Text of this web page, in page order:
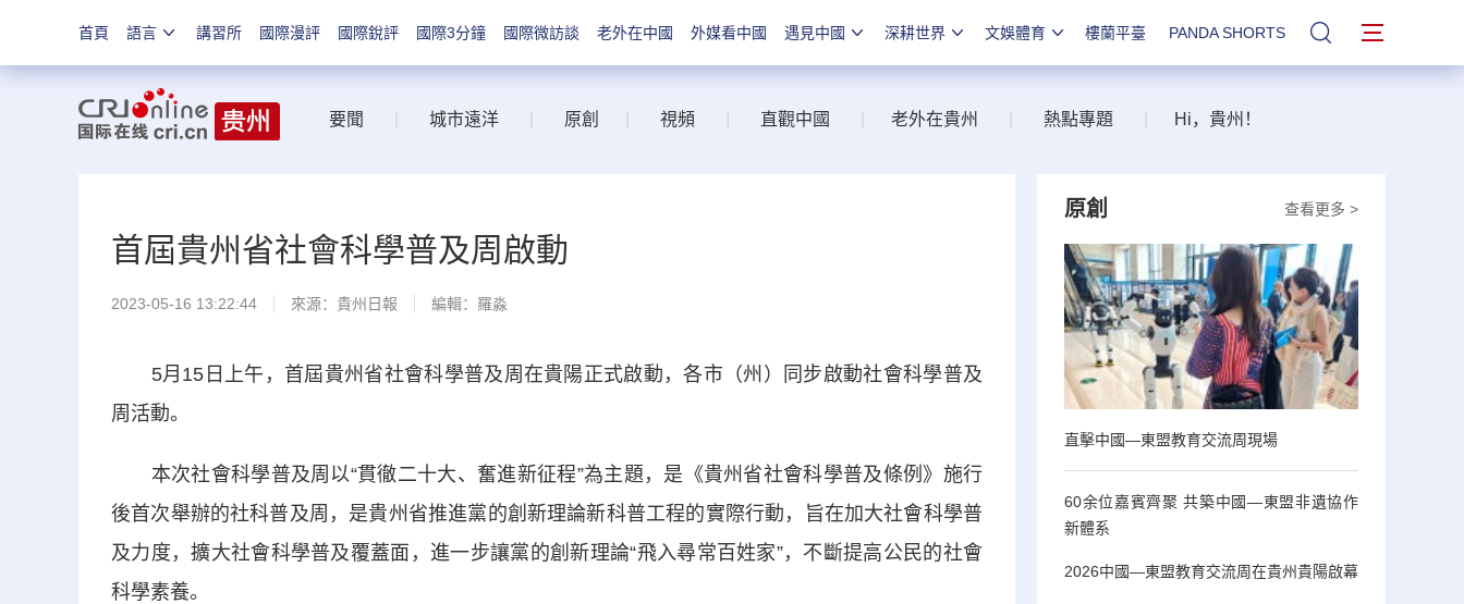
首頁 語言 講習所 國際漫評 國際銳評 國際3分鐘 國際微訪談 老外在中國 外媒看中國 遇見中國 深耕世界 文娛體育 樓蘭平臺 PANDA SHORTS 站內搜索
要聞 城市遠洋 原創 視頻 直觀中國 老外在貴州 熱點專題 Hi，貴州！
首屆貴州省社會科學普及周啟動
2023-05-16 13:22:44 來源： 貴州日報 編輯：羅淼
5月15日上午，首屆貴州省社會科學普及周在貴陽正式啟動，各市（州）同步啟動社會科學普及
周活動。
本次社會科學普及周以“貫徹二十大、奮進新征程”為主題，是《貴州省社會科學普及條例》施行
後首次舉辦的社科普及周，是貴州省推進黨的創新理論新科普工程的實際行動，旨在加大社會科學普
及力度，擴大社會科學普及覆蓋面，進一步讓黨的創新理論“飛入尋常百姓家”，不斷提高公民的社會
科學素養。
查看更多 >
原創
直擊中國—東盟教育交流周現場
60余位嘉賓齊聚 共築中國—東盟非遺協作
新體系
2026中國—東盟教育交流周在貴州貴陽啟幕